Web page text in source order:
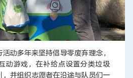
动多年来坚持倡导零废弃理念，
动游戏，在补给点设置分类垃圾
并组织志愿者在沿途与队员们一